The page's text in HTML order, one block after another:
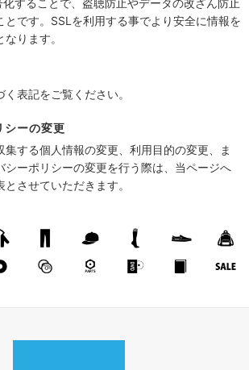
とです。SSLを利用する事でより安全に情報を
ります。
表記をご覧ください。
シーの変更
集する個人情報の変更、利用目的の変更、ま
シーポリシーの変更を行う際は、当ページへ
させていただきます。